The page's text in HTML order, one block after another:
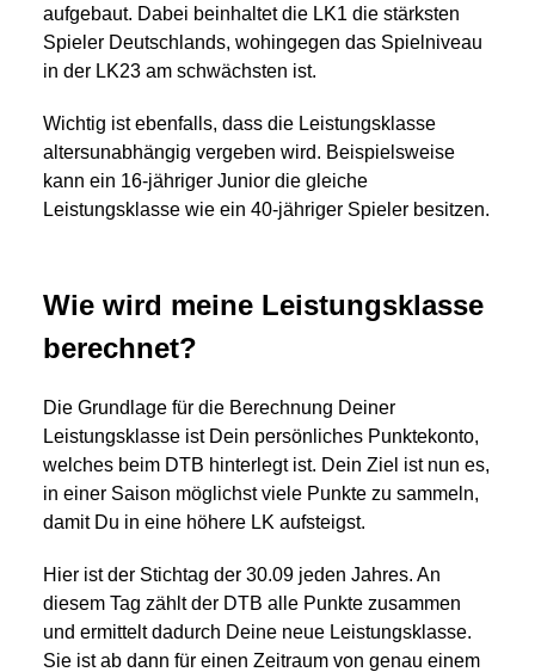
aufgebaut. Dabei beinhaltet die LK1 die stärksten
Spieler Deutschlands, wohingegen das Spielniveau
in der LK23 am schwächsten ist.
Wichtig ist ebenfalls, dass die Leistungsklasse
altersunabhängig vergeben wird. Beispielsweise
kann ein 16-jähriger Junior die gleiche
Leistungsklasse wie ein 40-jähriger Spieler besitzen.
Wie wird meine Leistungsklasse
berechnet?
Die Grundlage für die Berechnung Deiner
Leistungsklasse ist Dein persönliches Punktekonto,
welches beim DTB hinterlegt ist. Dein Ziel ist nun es,
in einer Saison möglichst viele Punkte zu sammeln,
damit Du in eine höhere LK aufsteigst.
Hier ist der Stichtag der 30.09 jeden Jahres. An
diesem Tag zählt der DTB alle Punkte zusammen
und ermittelt dadurch Deine neue Leistungsklasse.
Sie ist ab dann für einen Zeitraum von genau einem